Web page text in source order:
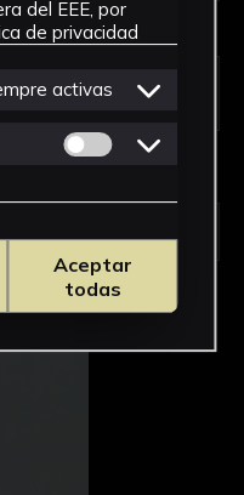
a
del EEE, por
de privacidad
activas
Permitir cookies
Aceptar
todas